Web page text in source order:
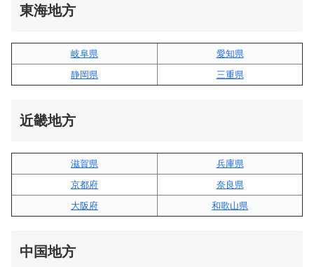
東海地方
岐阜県
愛知県
静岡県
三重県
近畿地方
滋賀県
兵庫県
京都府
奈良県
大阪府
和歌山県
中国地方